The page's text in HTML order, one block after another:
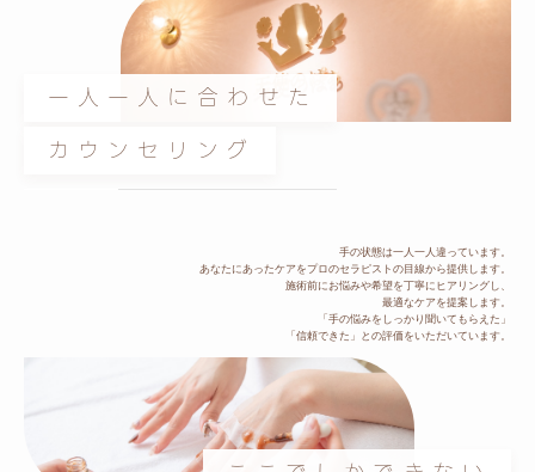
一人一人に合わせた
カウンセリング
手の状態は一人一人違っています。
あなたにあったケアをプロのセラピストの目線から提供します。
施術前にお悩みや希望を丁寧にヒアリングし、
最適なケアを提案します。
「手の悩みをしっかり聞いてもらえた」
「信頼できた」との評価をいただいています。